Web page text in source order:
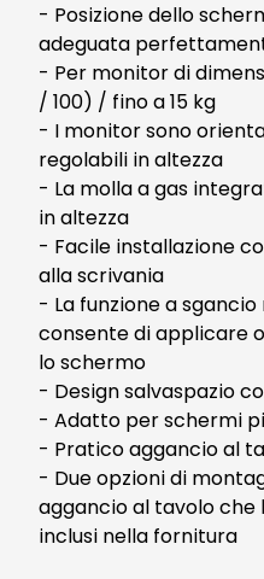
- Posizione dello
adeguata
- Per monitor di
/ 100) / fino a 15 kg
- I monitor sono
regolabili in altezza
- La molla a gas
in altezza
- Facile installazione
alla scrivania
- La funzione a
consente di applicare
lo schermo
- Design salvaspazio
- Adatto per schermi
- Pratico aggancio al
- Due opzioni di
aggancio al tavolo che
inclusi nella fornitura